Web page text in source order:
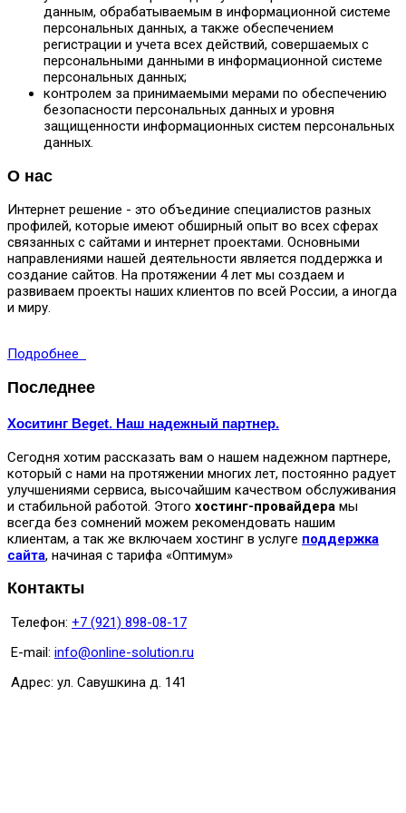
данным, обрабатываемым в информационной системе
персональных данных, а также обеспечением
регистрации и учета всех действий, совершаемых с
персональными данными в информационной системе
персональных данных;
контролем за принимаемыми мерами по обеспечению
безопасности персональных данных и уровня
защищенности информационных систем персональных
данных.
О нас
Интернет решение - это объединие специалистов разных
профилей, которые имеют обширный опыт во всех сферах
связанных с сайтами и интернет проектами. Основными
направлениями нашей деятельности является поддержка и
создание сайтов. На протяжении 4 лет мы создаем и
развиваем проекты наших клиентов по всей России, а иногда
и миру.
Подробнее
Последнее
Хоситинг Beget. Наш надежный партнер.
Сегодня хотим рассказать вам о нашем надежном партнере,
который с нами на протяжении многих лет, постоянно радует
улучшениями сервиса, высочайшим качеством обслуживания
и стабильной работой. Этого хостинг-провайдера мы
всегда без сомнений можем рекомендовать нашим
клиентам, а так же включаем хостинг в услуге поддержка
сайта, начиная с тарифа «Оптимум»
Контакты
Телефон: +7 (921) 898-08-17
E-mail: info@online-solution.ru
Адрес: ул. Савушкина д. 141